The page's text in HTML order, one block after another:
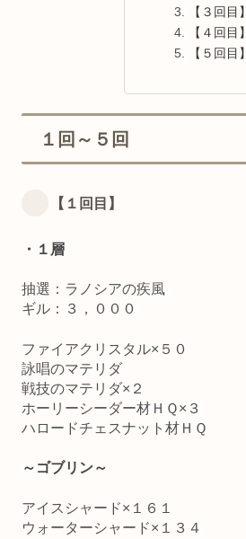
【３回目】
【４回目】
【５回目】
１回～５回
【１回目】
・１層
抽選：ラノシアの疾風
ギル：３，０００
ファイアクリスタル×５０
詠唱のマテリダ
戦技のマテリダ×２
ホーリーシーダー材ＨＱ×３
ハロードチェスナット材ＨＱ
～ゴブリン～
アイスシャード×１６１
ウォーターシャード×１３４